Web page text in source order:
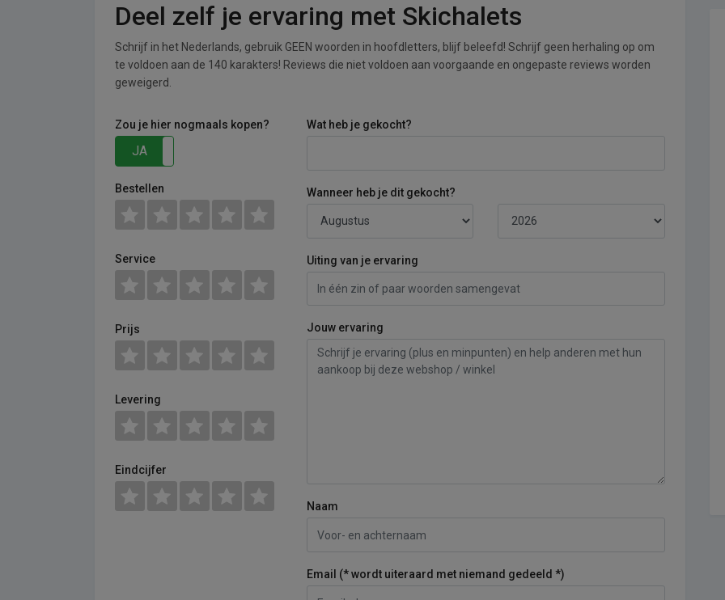
Deel zelf je ervaring met Skichalets
Schrijf in het Nederlands, gebruik GEEN woorden in hoofdletters, blijf beleefd! Schrijf geen herhaling op om
te voldoen aan de 140 karakters! Reviews die niet voldoen aan voorgaande en ongepaste reviews worden
geweigerd.
Zou je hier nogmaals kopen?
JA
Bestellen
Service
Prijs
Levering
Eindcijfer
Wat heb je gekocht?
Wanneer heb je dit gekocht?
Uiting van je ervaring
Jouw ervaring
Naam
Email (* wordt uiteraard met niemand gedeeld *)